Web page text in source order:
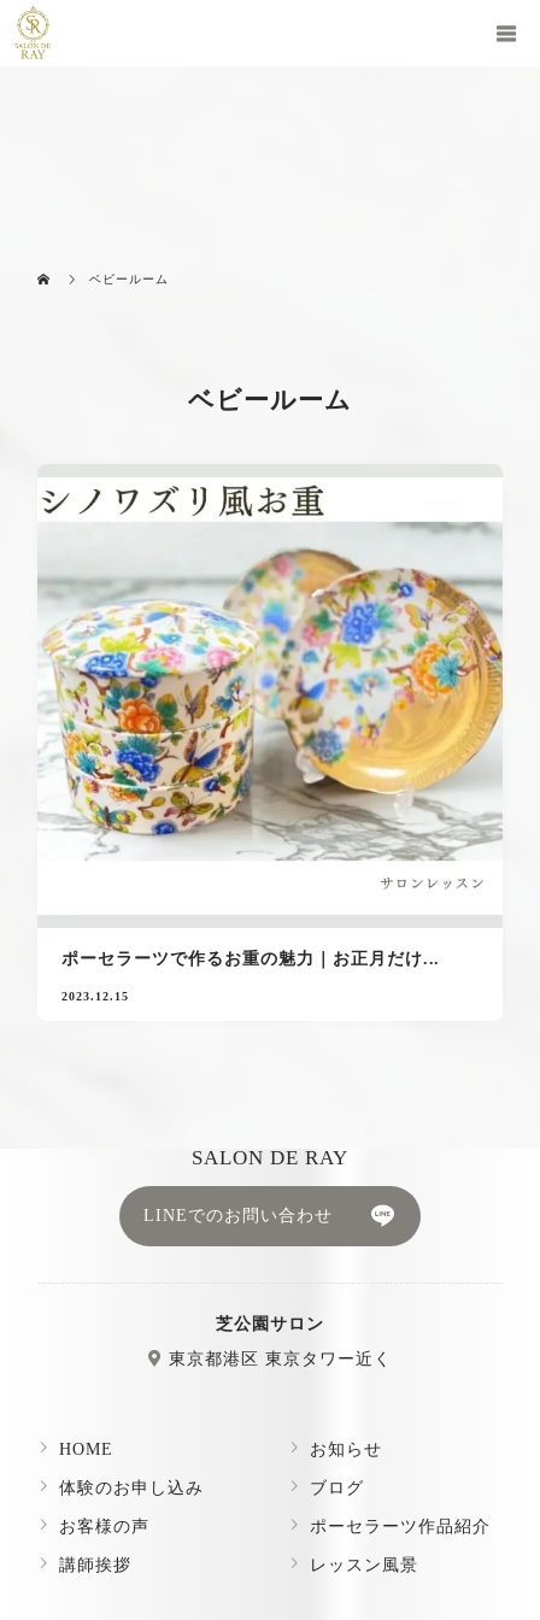
ベビールーム
ベビールーム
ポーセラーツで作るお重の魅力｜お正月だけ...
2023.12.15
SALON DE RAY
LINEでのお問い合わせ
芝公園サロン
東京都港区 東京タワー近く
HOME
体験のお申し込み
お客様の声
講師挨拶
お知らせ
ブログ
ポーセラーツ作品紹介
レッスン風景